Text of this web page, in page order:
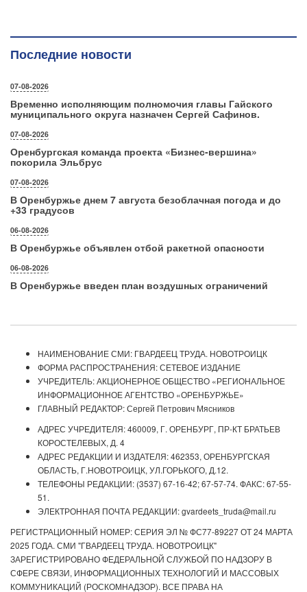
Последние новости
07-08-2026
Временно исполняющим полномочия главы Гайского
муниципального округа назначен Сергей Сафинов.
07-08-2026
Оренбургская команда проекта «Бизнес‑вершина»
покорила Эльбрус
07-08-2026
В Оренбуржье днем 7 августа безоблачная погода и до
+33 градусов
06-08-2026
В Оренбуржье объявлен отбой ракетной опасности
06-08-2026
В Оренбуржье введен план воздушных ограничений
НАИМЕНОВАНИЕ СМИ: ГВАРДЕЕЦ ТРУДА. НОВОТРОИЦК
ФОРМА РАСПРОСТРАНЕНИЯ: СЕТЕВОЕ ИЗДАНИЕ
УЧРЕДИТЕЛЬ: АКЦИОНЕРНОЕ ОБЩЕСТВО «РЕГИОНАЛЬНОЕ
ИНФОРМАЦИОННОЕ АГЕНТСТВО «ОРЕНБУРЖЬЕ»
ГЛАВНЫЙ РЕДАКТОР: Сергей Петрович Мясников
АДРЕС УЧРЕДИТЕЛЯ: 460009, Г. ОРЕНБУРГ, ПР-КТ БРАТЬЕВ
КОРОСТЕЛЕВЫХ, Д. 4
АДРЕС РЕДАКЦИИ И ИЗДАТЕЛЯ: 462353, ОРЕНБУРГСКАЯ
ОБЛАСТЬ, Г.НОВОТРОИЦК, УЛ.ГОРЬКОГО, Д.12.
ТЕЛЕФОНЫ РЕДАКЦИИ: (3537) 67-16-42; 67-57-74. ФАКС: 67-55-
51.
ЭЛЕКТРОННАЯ ПОЧТА РЕДАКЦИИ: gvardeets_truda@mail.ru
РЕГИСТРАЦИОННЫЙ НОМЕР: СЕРИЯ ЭЛ № ФС77-89227 ОТ 24 МАРТА
2025 ГОДА. СМИ "ГВАРДЕЕЦ ТРУДА. НОВОТРОИЦК"
ЗАРЕГИСТРИРОВАНО ФЕДЕРАЛЬНОЙ СЛУЖБОЙ ПО НАДЗОРУ В
СФЕРЕ СВЯЗИ, ИНФОРМАЦИОННЫХ ТЕХНОЛОГИЙ И МАССОВЫХ
КОММУНИКАЦИЙ (РОСКОМНАДЗОР). ВСЕ ПРАВА НА